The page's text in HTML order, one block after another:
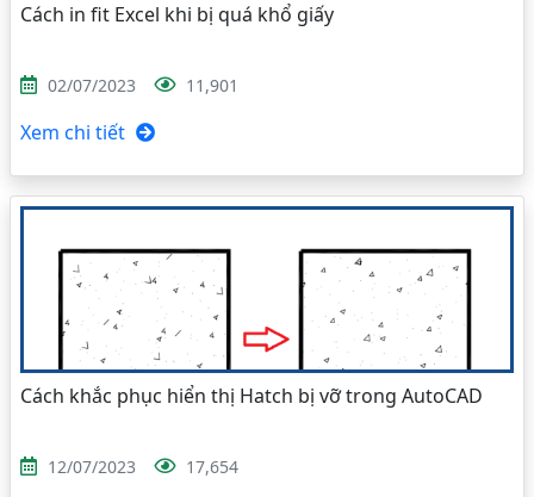
Cách in fit Excel khi bị quá khổ giấy
02/07/2023 11,901
Xem chi tiết
Cách khắc phục hiển thị Hatch bị vỡ trong AutoCAD
12/07/2023 17,654